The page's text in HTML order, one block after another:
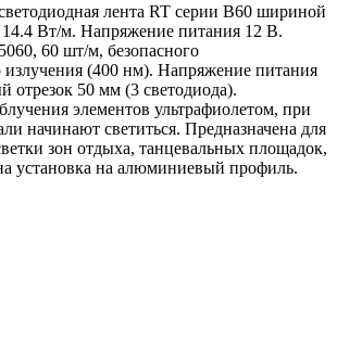
лента RT серии B60 шириной
Вт/м. Напряжение питания 12 В.
60 шт/м, безопасного
излучения (400 нм). Напряжение питания
50 мм (3 светодиода).
элементов ультрафиолетом, при
начинают светиться. Предназначена для
зон отдыха, танцевальных площадок,
установка на алюминиевый профиль.